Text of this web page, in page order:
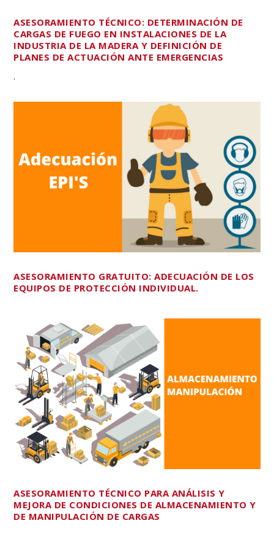
ASESORAMIENTO TÉCNICO: DETERMINACIÓN DE
CARGAS DE FUEGO EN INSTALACIONES DE LA
INDUSTRIA DE LA MADERA Y DEFINICIÓN DE
PLANES DE ACTUACIÓN ANTE EMERGENCIAS
.
ASESORAMIENTO GRATUITO: ADECUACIÓN DE LOS
EQUIPOS DE PROTECCIÓN INDIVIDUAL.
ASESORAMIENTO TÉCNICO PARA ANÁLISIS Y
MEJORA DE CONDICIONES DE ALMACENAMIENTO Y
DE MANIPULACIÓN DE CARGAS